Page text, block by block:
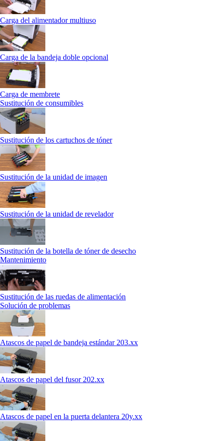
Carga del alimentador multiuso
Carga de la bandeja doble opcional
Carga de membrete
Sustitución de consumibles
Sustitución de los cartuchos de tóner
Sustitución de la unidad de imagen
Sustitución de la unidad de revelador
Sustitución de la botella de tóner de desecho
Mantenimiento
Sustitución de las ruedas de alimentación
Solución de problemas
Atascos de papel de bandeja estándar 203.xx
Atascos de papel del fusor 202.xx
Atascos de papel en la puerta delantera 20y.xx